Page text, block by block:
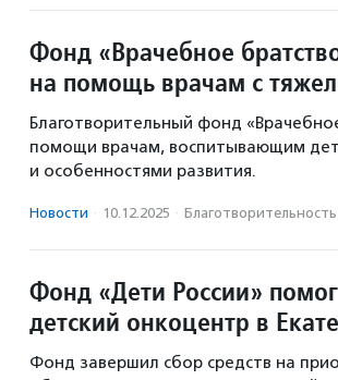
Фонд «Врачебное
на помощь врачам с
Благотворительный фонд
помощи врачам, воспитывающим
и особенностями развития.
Новости · 10.12.2025 ·
Фонд «Дети России»
детский онкоцентр в
Фонд завершил сбор средств на